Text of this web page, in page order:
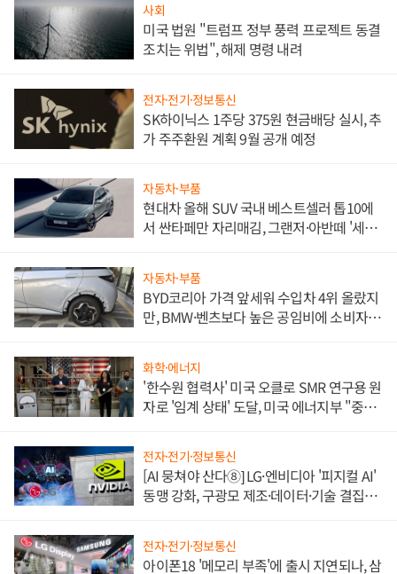
사회
미국 법원 "트럼프 정부 풍력 프로젝트 동결
조치는 위법", 해제 명령 내려
전자·전기·정보통신
SK하이닉스 1주당 375원 현금배당 실시, 추
가 주주환원 계획 9월 공개 예정
자동차·부품
현대차 올해 SUV 국내 베스트셀러 톱10에
서 싼타페만 자리매김, 그랜저·아반떼 '세단
자동차·부품
BYD코리아 가격 앞세워 수입차 4위 올랐지
만, BMW·벤츠보다 높은 공임비에 소비자
화학·에너지
'한수원 협력사' 미국 오클로 SMR 연구용 원
자로 '임계 상태' 도달, 미국 에너지부 "중요
전자·전기·정보통신
[AI 뭉쳐야 산다⑧] LG·엔비디아 '피지컬 AI'
동맹 강화, 구광모 제조·데이터·기술 결집
전자·전기·정보통신
아이폰18 '메모리 부족'에 출시 지연되나, 삼